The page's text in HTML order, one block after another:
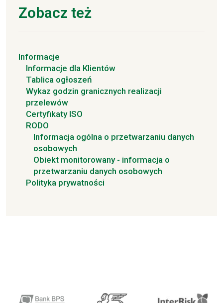
Zobacz też
Informacje
Informacje dla Klientów
Tablica ogłoszeń
Wykaz godzin granicznych realizacji
przelewów
Certyfikaty ISO
RODO
Informacja ogólna o przetwarzaniu danych
osobowych
Obiekt monitorowany - informacja o
przetwarzaniu danych osobowych
Polityka prywatności